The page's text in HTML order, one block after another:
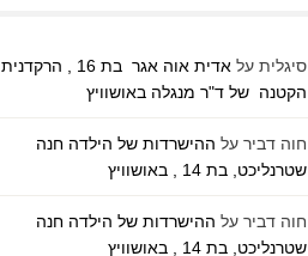
סיגלית על
אדית אוה אגר בת 16 , הרקדנית
הקטנה של ד"ר מנגלה באושוויץ
חוה דביר על ההישרדות של הילדה חנה
שטרנליכט, בת 14 , באושוויץ
חוה דביר על ההישרדות של הילדה חנה
שטרנליכט, בת 14 , באושוויץ